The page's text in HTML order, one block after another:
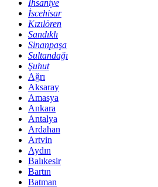
İhsaniye
İscehisar
Kızılören
Sandıklı
Sinanpaşa
Sultandağı
Şuhut
Ağrı
Aksaray
Amasya
Ankara
Antalya
Ardahan
Artvin
Aydın
Balıkesir
Bartın
Batman